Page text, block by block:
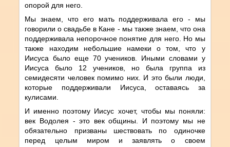
опорой для него.
Мы знаем, что его мать поддерживала его - мы
говорили о свадьбе в Кане - мы также знаем, что она
поддерживала непорочное понятие для него. Но мы
также находим небольшие намеки о том, что у
Иисуса было еще 70 учеников. Иными словами у
Иисуса было 12 учеников, но была группа из
семидесяти человек помимо них. И это были люди,
которые поддерживали Иисуса, оставаясь за
кулисами.
И именно поэтому Иисус хочет, чтобы мы поняли:
век Водолея - это век общины. И поэтому мы не
обязательно призваны шествовать по одиночке
перед целым миром и заявлять о своем